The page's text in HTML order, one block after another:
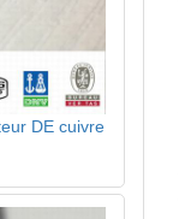
DE cuivre